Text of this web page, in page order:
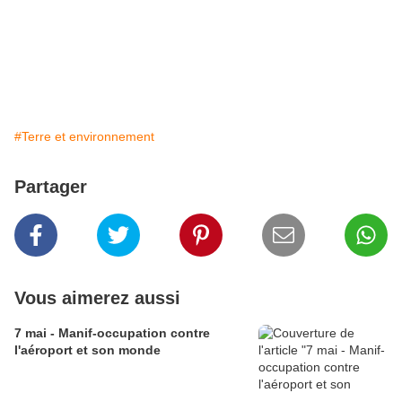
#Terre et environnement
Partager
Vous aimerez aussi
7 mai - Manif-occupation contre
l'aéroport et son monde